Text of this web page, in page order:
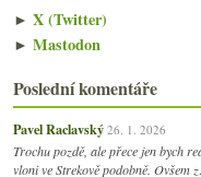
► X (Twitter)
► Mastodon
Poslední komentáře
Pavel Raclavský 26. 1. 2026
Trochu pozdě, ale přece jen bych
vloni ve Strekově podobně. Ovšem